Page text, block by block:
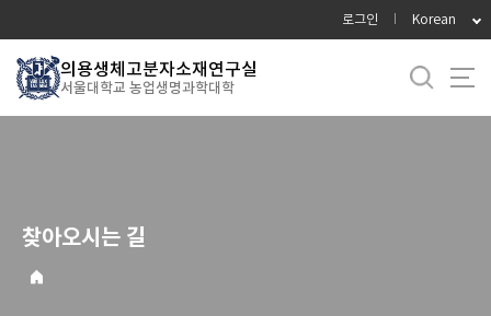
로
메
로그인 Korean
의용생체고분자소재연구실
서울대학교 농업생명과학대학
찾아오시는 길